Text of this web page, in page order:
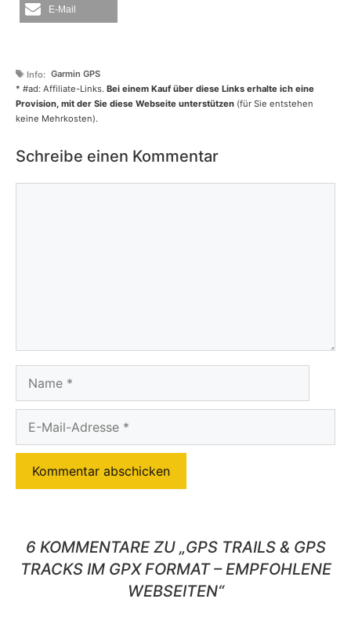
E-Mail
Schlagwörter
Garmin GPS
* #ad: Affiliate-Links. Bei einem Kauf über diese Links erhalte ich eine
Provision, mit der Sie diese Webseite unterstützen (für Sie entstehen
keine Mehrkosten).
Schreibe einen Kommentar
Name
6 KOMMENTARE ZU „GPS TRAILS & GPS
TRACKS IM GPX FORMAT – EMPFOHLENE
WEBSEITEN“